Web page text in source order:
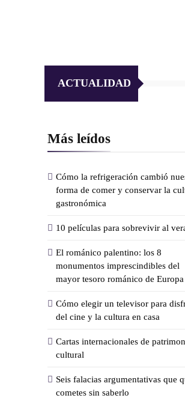
ACTUALIDAD
Más leídos
Cómo la refrigeración cambió
forma de comer y conservar la
gastronómica
10 películas para sobrevivir al
El románico palentino: los 8
monumentos imprescindibles del
mayor tesoro románico de Europa
Cómo elegir un televisor para
del cine y la cultura en casa
Cartas internacionales de
cultural
Seis falacias argumentativas que
cometes sin saberlo